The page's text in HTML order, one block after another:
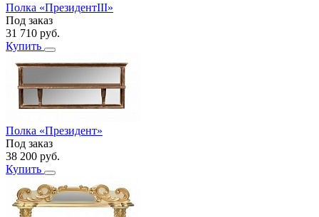
Полка «ПрезидентIII»
Под заказ
31 710 руб.
Купить
Полка «Президент»
Под заказ
38 200 руб.
Купить